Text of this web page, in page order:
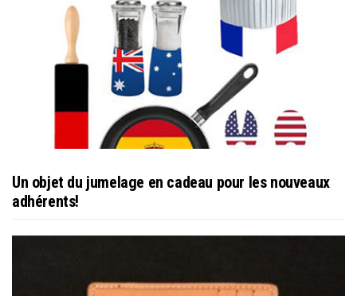
Un objet du jumelage en cadeau pour les nouveaux
adhérents!